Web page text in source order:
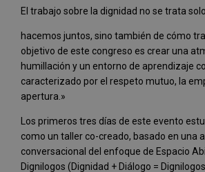
El trabajo sobre la dignidad no se trata
hacemos juntos, sino también de cómo
objetivo de este congreso es crear una
humillación y un entorno de aprendizaje
caracterizado por el respeto mutuo, la
apertura.»
Los primeros tres días de este evento
como un taller co-creado, basado en una
conversacional del enfoque de Espacio
Dignilogos (Dignidad + Diálogo =